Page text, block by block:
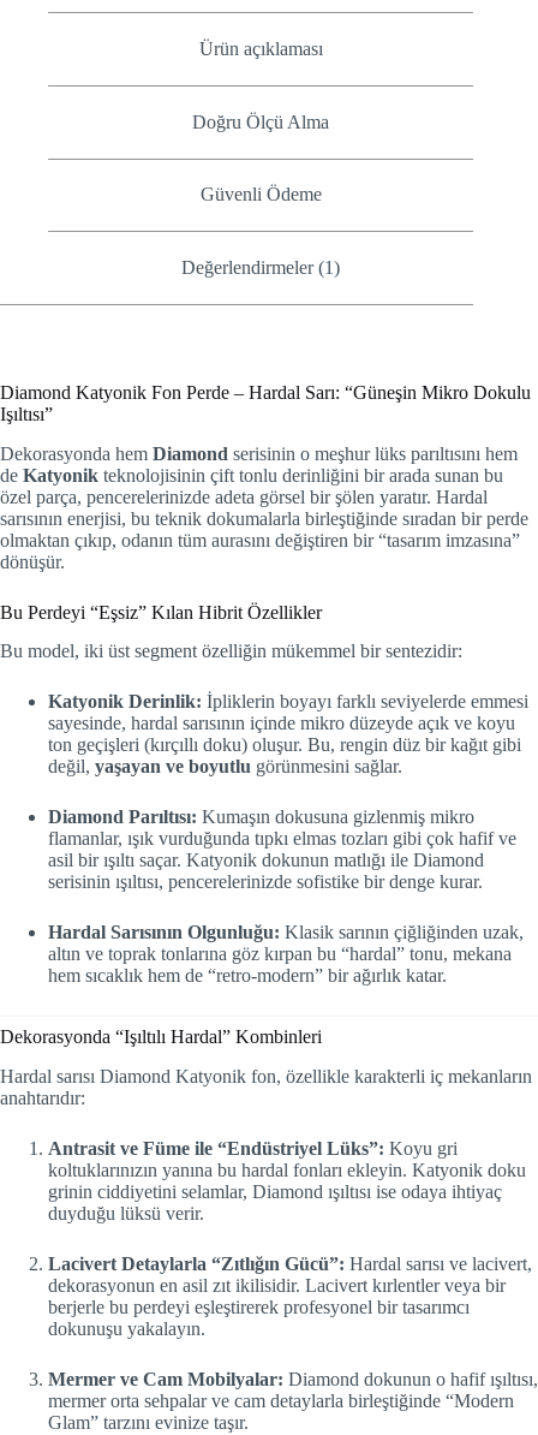
Ürün açıklaması
Doğru Ölçü Alma
Güvenli Ödeme
Değerlendirmeler (1)
Diamond Katyonik Fon Perde – Hardal Sarı: “Güneşin Mikro Dokulu
Işıltısı”
Dekorasyonda hem Diamond serisinin o meşhur lüks parıltısını hem
de Katyonik teknolojisinin çift tonlu derinliğini bir arada sunan bu
özel parça, pencerelerinizde adeta görsel bir şölen yaratır. Hardal
sarısının enerjisi, bu teknik dokumalarla birleştiğinde sıradan bir perde
olmaktan çıkıp, odanın tüm aurasını değiştiren bir “tasarım imzasına”
dönüşür.
Bu Perdeyi “Eşsiz” Kılan Hibrit Özellikler
Bu model, iki üst segment özelliğin mükemmel bir sentezidir:
Katyonik Derinlik: İpliklerin boyayı farklı seviyelerde emmesi
sayesinde, hardal sarısının içinde mikro düzeyde açık ve koyu
ton geçişleri (kırçıllı doku) oluşur. Bu, rengin düz bir kağıt gibi
değil, yaşayan ve boyutlu görünmesini sağlar.
Diamond Parıltısı: Kumaşın dokusuna gizlenmiş mikro
flamanlar, ışık vurduğunda tıpkı elmas tozları gibi çok hafif ve
asil bir ışıltı saçar. Katyonik dokunun matlığı ile Diamond
serisinin ışıltısı, pencerelerinizde sofistike bir denge kurar.
Hardal Sarısının Olgunluğu: Klasik sarının çiğliğinden uzak,
altın ve toprak tonlarına göz kırpan bu “hardal” tonu, mekana
hem sıcaklık hem de “retro-modern” bir ağırlık katar.
Dekorasyonda “Işıltılı Hardal” Kombinleri
Hardal sarısı Diamond Katyonik fon, özellikle karakterli iç mekanların
anahtarıdır:
Antrasit ve Füme ile “Endüstriyel Lüks”: Koyu gri
koltuklarınızın yanına bu hardal fonları ekleyin. Katyonik doku
grinin ciddiyetini selamlar, Diamond ışıltısı ise odaya ihtiyaç
duyduğu lüksü verir.
Lacivert Detaylarla “Zıtlığın Gücü”: Hardal sarısı ve lacivert,
dekorasyonun en asil zıt ikilisidir. Lacivert kırlentler veya bir
berjerle bu perdeyi eşleştirerek profesyonel bir tasarımcı
dokunuşu yakalayın.
Mermer ve Cam Mobilyalar: Diamond dokunun o hafif ışıltısı,
mermer orta sehpalar ve cam detaylarla birleştiğinde “Modern
Glam” tarzını evinize taşır.